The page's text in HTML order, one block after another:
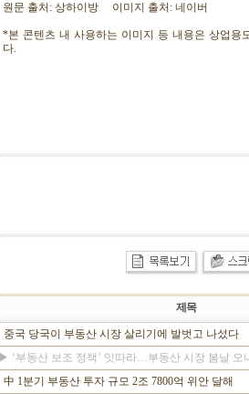
원문 출처: 상하이방 이미지 출처: 네이버
*본 콘텐츠 내 사용하는 이미지 등 내용은 상업용
다.
제목
중국 당국이 부동산 시장 살리기에 발벗고 나섰다
▶ ‘부동산 보조 정책’ 잇따라…부동산 시장 봄날 오
中 1분기 부동산 투자 규모 2조 7800억 위안 달해